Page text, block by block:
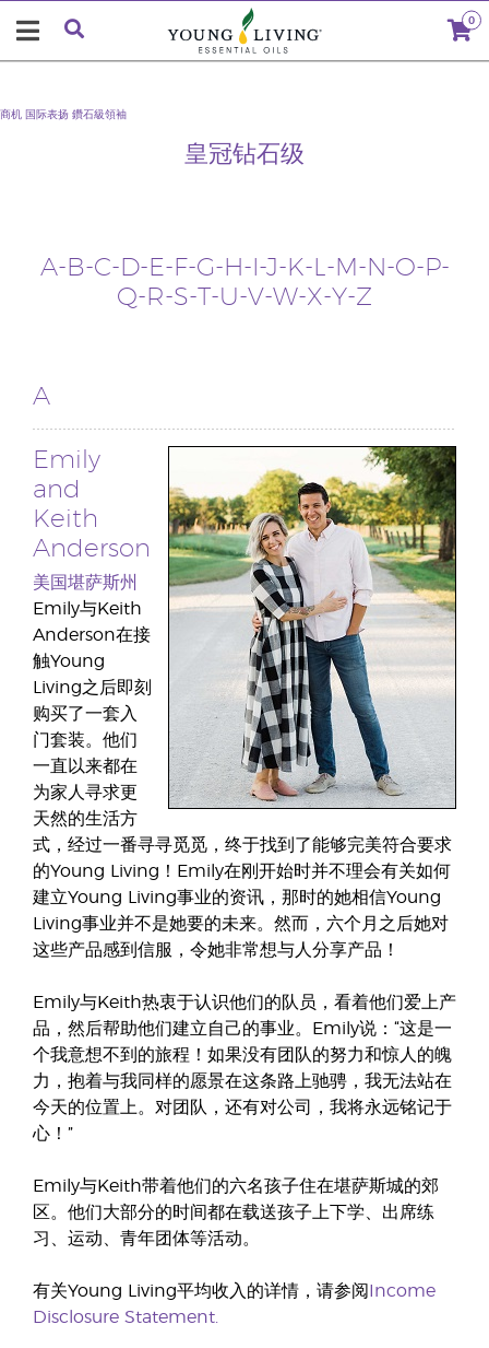
0
皇冠钻石级
商机 国际表扬 鑽石級領袖
A-B-C-D-E-F-G-H- -J-K-L-M-N-O-P-
Q-R-S- -U-V-W-X-Y-Z
A
Emily
and
Keith
Anderson
美国堪萨斯州
Emily与Keith
Anderson在接
触Young
Living之后即刻
购买了一套入
门套装。他们
一直以来都在
为家人寻求更
天然的生活方
式，经过一番寻寻觅觅，终于找到了能够完美符合要求
的Young Living！Emily在刚开始时并不理会有关如何
建立Young Living事业的资讯，那时的她相信Young
Living事业并不是她要的未来。然而，六个月之后她对
这些产品感到信服，令她非常想与人分享产品！
Emily与Keith热衷于认识他们的队员，看着他们爱上产
品，然后帮助他们建立自己的事业。Emily说：“这是一
个我意想不到的旅程！如果没有团队的努力和惊人的魄
力，抱着与我同样的愿景在这条路上驰骋，我无法站在
今天的位置上。对团队，还有对公司，我将永远铭记于
心！”
Emily与Keith带着他们的六名孩子住在堪萨斯城的郊
区。他们大部分的时间都在载送孩子上下学、出席练
习、运动、青年团体等活动。
有关Young Living平均收入的详情，请参阅 Income
Disclosure Statement.